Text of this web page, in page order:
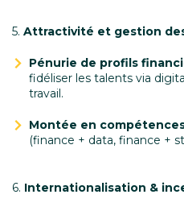
5. Attractivité et gestion
Pénurie de profils
fidéliser les talents via
travail.
Montée en
(finance + data, finance +
6. Internationalisation &